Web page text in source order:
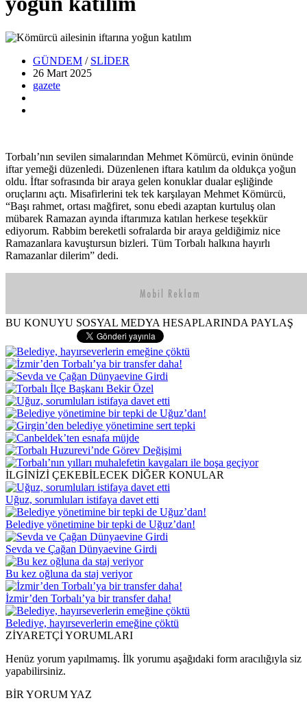
GÜNDEM / SLİDER
26 Mart 2025
gazete
Torbalı’nın sevilen simalarından Mehmet Kömürcü, evinin önünde
iftar yemeği düzenledi. Düzenlenen iftara katılım da oldukça yoğun
oldu. İftar sofrasında bir araya gelen konuklar dualar eşliğinde
oruçlarını açtı. Misafirlerini tek tek karşılayan Mehmet Kömürcü,
“Başı rahmet, ortası mağfiret, sonu ebedi azaptan kurtuluş olan
mübarek Ramazan ayında iftarımıza katılan herkese teşekkür
ediyorum. Rabbim bereketli sofralarda bir araya geldiğimiz nice
Ramazanlara kavuştursun bizleri. Tüm Torbalı halkına hayırlı
Ramazanlar dilerim” dedi.
BU KONUYU SOSYAL MEDYA HESAPLARINDA PAYLAŞ
İLGİNİZİ ÇEKEBİLECEK DİĞER KONULAR
Uğuz, sorumluları istifaya davet etti
Belediye yönetimine bir tepki de Uğuz’dan!
Sevda ve Çağan Dünyaevine Girdi
Bu kez oğluna da staj veriyor
İzmir’den Torbalı’ya bir transfer daha!
Belediye, hayırseverlerin emeğine çöktü
ZİYARETÇİ YORUMLARI
Henüz yorum yapılmamış. İlk yorumu aşağıdaki form aracılığıyla siz
yapabilirsiniz.
BİR YORUM YAZ